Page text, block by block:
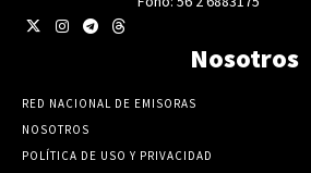
Nosotros
RED NACIONAL DE EMISORAS
NOSOTROS
POLÍTICA DE USO Y PRIVACIDAD